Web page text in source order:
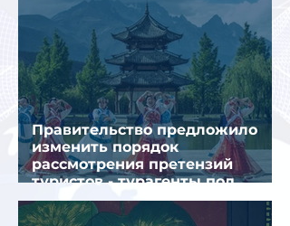
Правительство предложило
изменить порядок
рассмотрения претензий
туристов - турагенты под
ударом!